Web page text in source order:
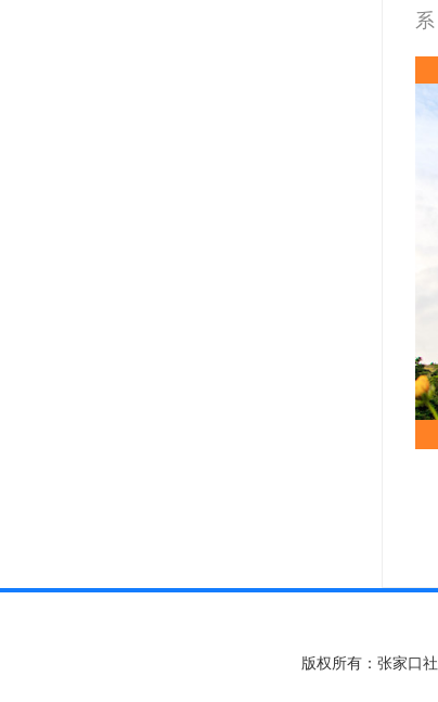
版权所有：张家口